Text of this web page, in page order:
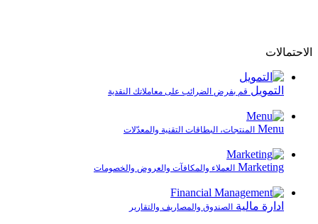
الاحتمالات
التمويل قم بفرض الضرائب على معاملاتك النقدية
Menu المنتجات، البطاقات التقنية والمعدّلات
Marketing العملاء والمكافآت والعروض والخصومات
ادارة مالية الصندوق والمصاريف والتقارير